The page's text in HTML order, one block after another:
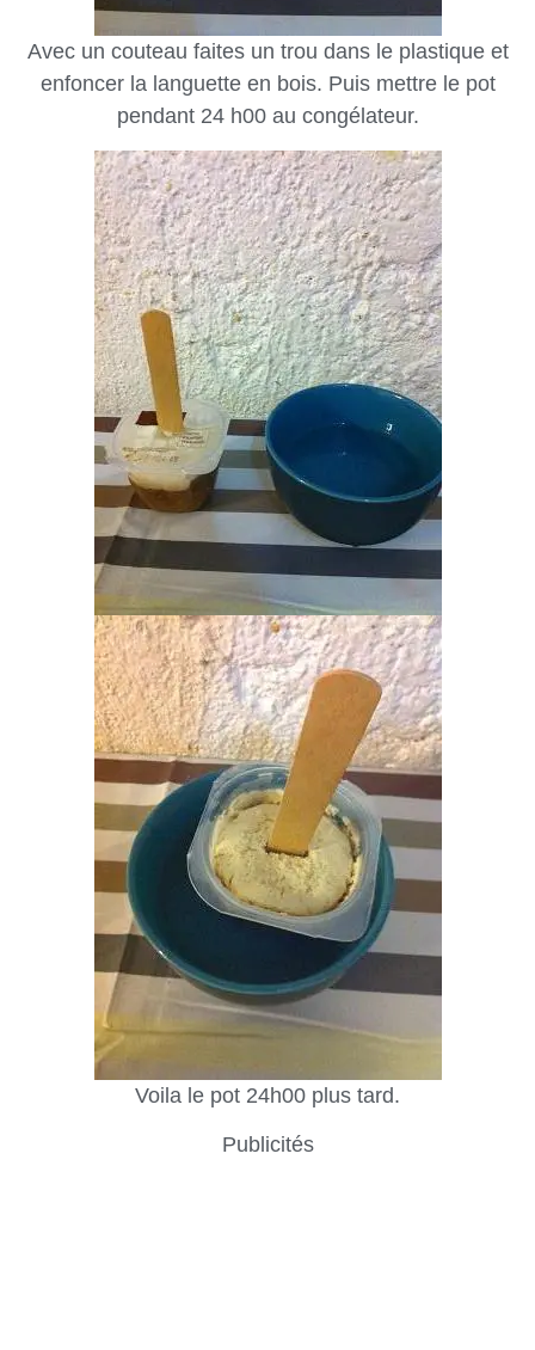
Avec un couteau faites un trou dans le plastique et
enfoncer la languette en bois. Puis mettre le pot
pendant 24 h00 au congélateur.
Voila le pot 24h00 plus tard.
Publicités